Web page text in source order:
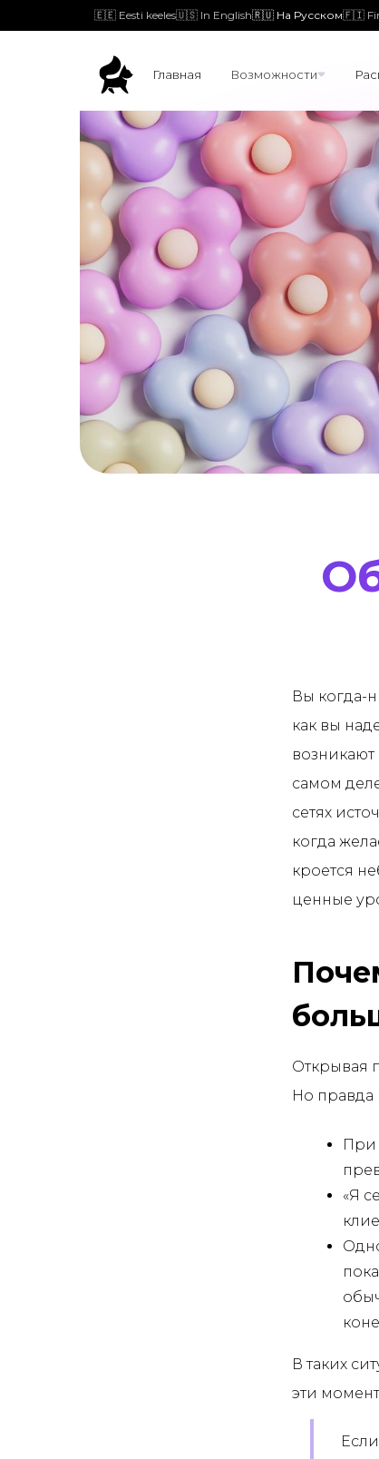
🇪🇪 Eesti keeles🇺🇸 In English🇷🇺 На Русском🇫🇮
Главная Возможности
Вы когда-
как вы
самом
сетях
когда
кроется
ценные
Открывая
Но правда
При
«Я
В таких
эти